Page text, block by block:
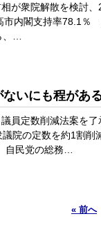
が衆院解散を検討
市内閣支持率78.1％
…
ないにも程があ
員定数削減法案を
議院の定数を約1割削
自民党の総務…
« 前へ